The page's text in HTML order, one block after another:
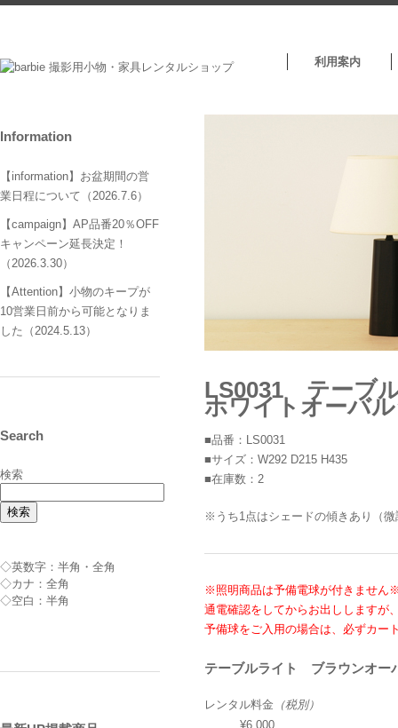
利用案内
LS0031 テーブ
ホワイトオーバ
■品番：LS0031
■サイズ：W292 D215 H435
■在庫数：2
※うち1点はシェードの傾きあり（
※照明商品は予備電球が付きません
通電確認をしてからお出ししますが
予備球をご入用の場合は、必ずカー
テーブルライト ブラウンオー
レンタル料金 （税別）
¥6,000
Information
【information】お盆期間の営
業日程について（2026.7.6）
【campaign】AP品番20％OFF
キャンペーン延長決定！
（2026.3.30）
【Attention】小物のキープが
10営業日前から可能となりま
した（2024.5.13）
Search
検索
検索
◇英数字：半角・全角
◇カナ：全角
◇空白：半角